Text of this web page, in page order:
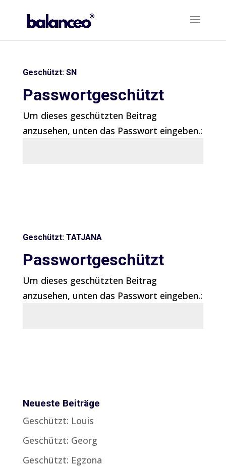
Geschützt: SN
Passwortgeschützt
Um dieses geschützten Beitrag
anzusehen, unten das Passwort eingeben.:
Geschützt: TATJANA
Passwortgeschützt
Um dieses geschützten Beitrag
anzusehen, unten das Passwort eingeben.:
Neueste Beiträge
Geschützt: Louis
Geschützt: Georg
Geschützt: Egzona